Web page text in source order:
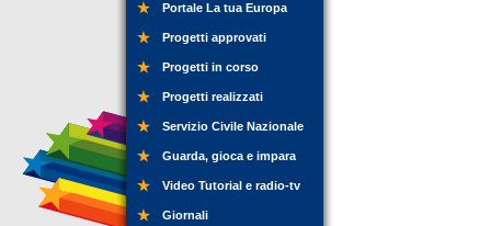
Portale La tua Europa
Progetti approvati
Progetti in corso
Progetti realizzati
Servizio Civile Nazionale
Guarda, gioca e impara
Video Tutorial e radio-tv
Giornali